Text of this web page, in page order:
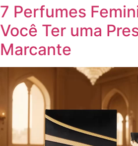
7 Perfumes
Você Ter uma
Marcante